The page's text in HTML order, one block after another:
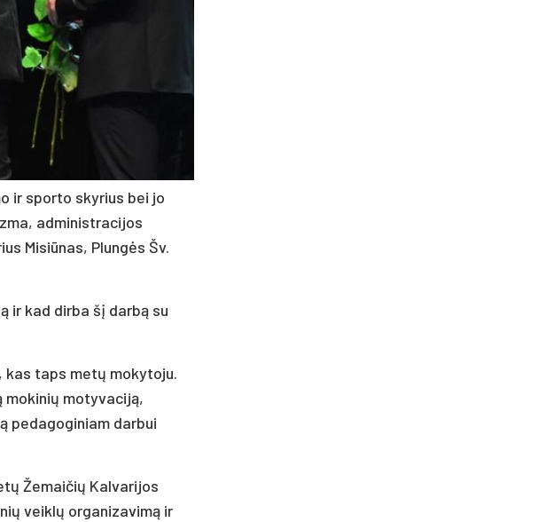
ir sporto skyrius bei jo
administracijos
Misiūnas, Plungės Šv.
ir kad dirba šį darbą su
kas taps metų mokytoju.
mokinių motyvaciją,
pedagoginiam darbui
Žemaičių Kalvarijos
veiklų organizavimą ir